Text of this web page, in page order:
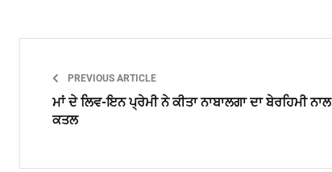
PREVIOUS ARTICLE
ਮਾਂ ਦੇ ਲਿਵ-ਇਨ ਪ੍ਰੇਮੀ ਨੇ ਕੀਤਾ ਨਾਬਾਲਗਾ ਦਾ ਬੇਰਹਿਮੀ ਨਾਲ
ਕਤਲ